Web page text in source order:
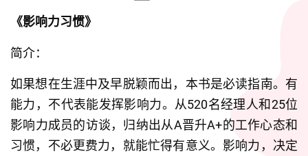
《影响力习惯》
简介：
如果想在生涯中及早脱颖而出，本书是必读指南。有
能力，不代表能发挥影响力。从520名经理人和25位
影响力成员的访谈，归纳出从A晋升A+的工作心态和
习惯，不必更费力，就能忙得有意义。影响力，决定